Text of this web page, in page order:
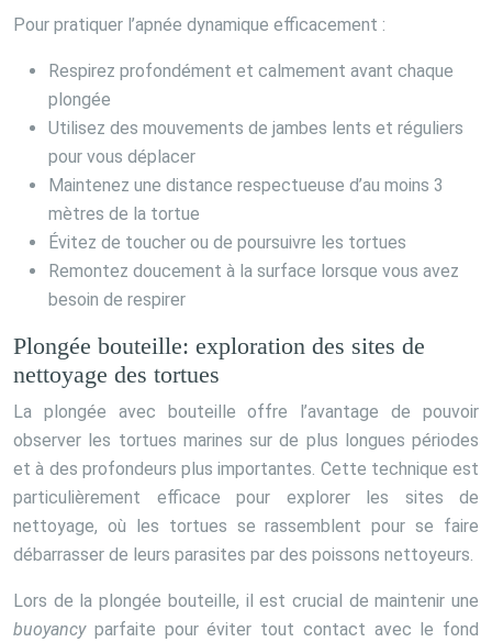
Pour pratiquer l’apnée dynamique efficacement :
Respirez profondément et calmement avant chaque
plongée
Utilisez des mouvements de jambes lents et réguliers
pour vous déplacer
Maintenez une distance respectueuse d’au moins 3
mètres de la tortue
Évitez de toucher ou de poursuivre les tortues
Remontez doucement à la surface lorsque vous avez
besoin de respirer
Plongée bouteille: exploration des sites de
nettoyage des tortues
La plongée avec bouteille offre l’avantage de pouvoir
observer les tortues marines sur de plus longues périodes
et à des profondeurs plus importantes. Cette technique est
particulièrement efficace pour explorer les sites de
nettoyage, où les tortues se rassemblent pour se faire
débarrasser de leurs parasites par des poissons nettoyeurs.
Lors de la plongée bouteille, il est crucial de maintenir une
buoyancy parfaite pour éviter tout contact avec le fond